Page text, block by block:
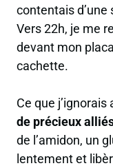
contentais d’une
Vers 22h, je me
devant mon
cachette.
Ce que j’ignorais
de précieux
de l’amidon, un
lentement et